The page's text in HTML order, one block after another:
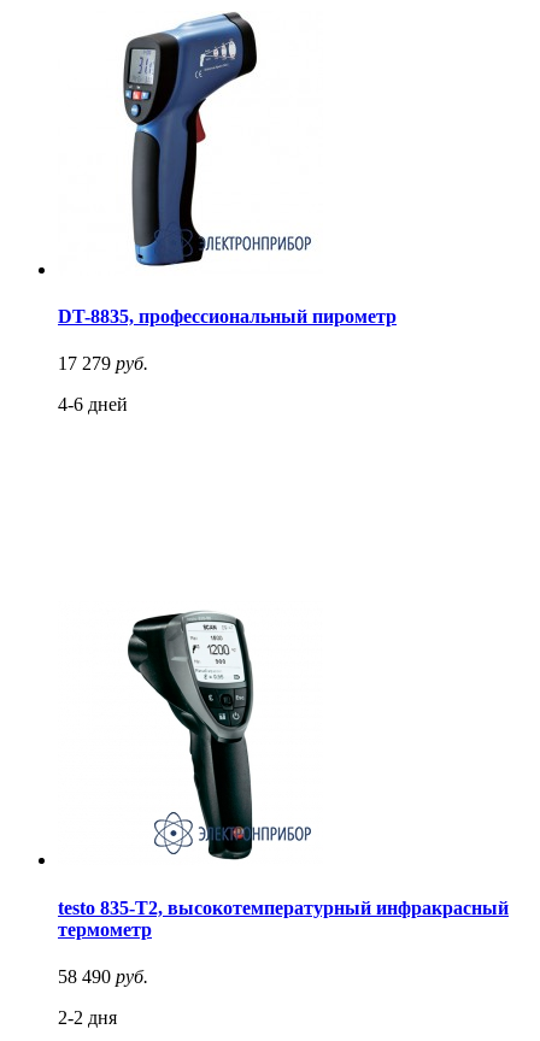
DT-8835, профессиональный пирометр
17 279 руб.
4-6 дней
testo 835-T2, высокотемпературный инфракрасный
термометр
58 490 руб.
2-2 дня